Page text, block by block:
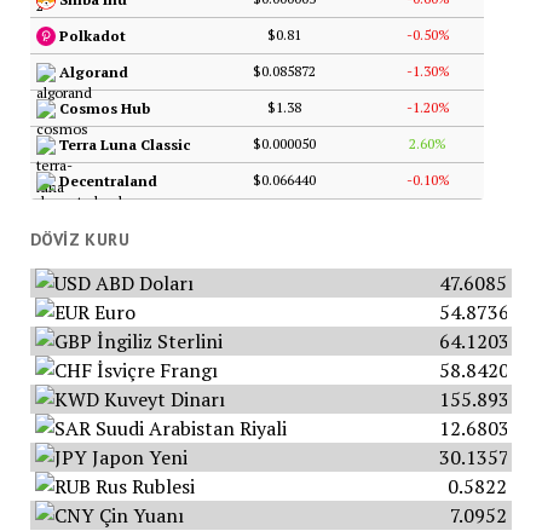
Polkadot $0.81 -0.50%
Algorand $0.085872 -1.30%
Cosmos Hub $1.38 -1.20%
Terra Luna Classic $0.000050 2.60%
Decentraland $0.066440 -0.10%
DÖVIZ KURU
ABD Doları
47.6085
Euro
54.8736
İngiliz Sterlini
64.1203
İsviçre Frangı
58.8420
Kuveyt Dinarı
155.8934
Suudi Arabistan Riyali
12.6803
Japon Yeni
30.1357
Rus Rublesi
0.5822
Çin Yuanı
7.0952